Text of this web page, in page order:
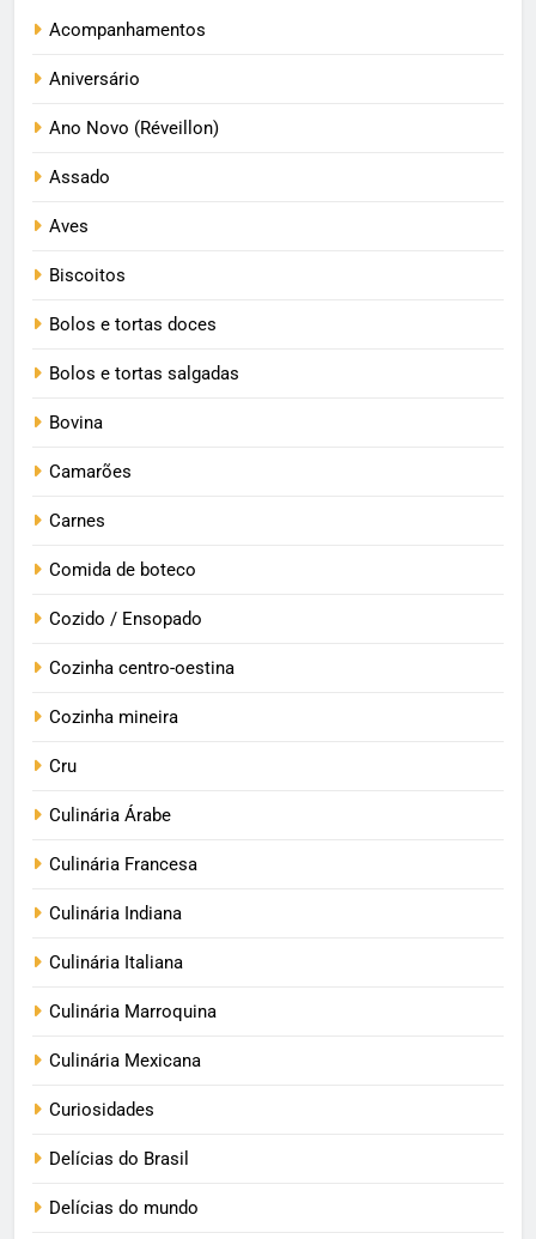
Acompanhamentos
Aniversário
Ano Novo (Réveillon)
Assado
Aves
Biscoitos
Bolos e tortas doces
Bolos e tortas salgadas
Bovina
Camarões
Carnes
Comida de boteco
Cozido / Ensopado
Cozinha centro-oestina
Cozinha mineira
Cru
Culinária Árabe
Culinária Francesa
Culinária Indiana
Culinária Italiana
Culinária Marroquina
Culinária Mexicana
Curiosidades
Delícias do Brasil
Delícias do mundo